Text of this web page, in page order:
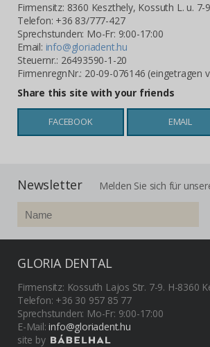
Firmensitz: 8360 Keszthely, Kossuth L. u. 7-
Telefon: +36 83/777-427
Sprechstunden: Mo-Fr: 9:00-17:00
Email: info@gloriadent.hu
Steuernr.: 26493590-1-20
FirmenregnNr.: 20-09-076146
Share this site with your friends
FACEBOOK EMAIL
Newsletter Melden Sie sich für
GLORIA DENTAL
Firmensitz: Kossuth Lajos Str. 7-9. H-8360
Telefon: +36 30 957 85 77
Sprechstunden: Mo-Fr: 9:00-17:00
E-Mail:info@gloriadent.hu
site by